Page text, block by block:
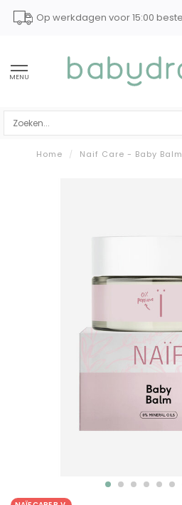
Op werkdagen voor 15:00
MENU
Home / Naif Care - Baby